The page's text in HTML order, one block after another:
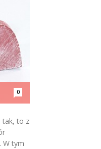
0
tak, to z
W tym